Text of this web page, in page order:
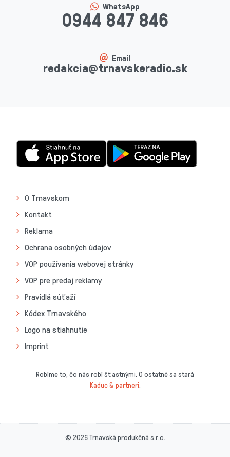
WhatsApp
0944 847 846
Email
redakcia@trnavskeradio.sk
O Trnavskom
Kontakt
Reklama
Ochrana osobných údajov
VOP používania webovej stránky
VOP pre predaj reklamy
Pravidlá súťaží
Kódex Trnavského
Logo na stiahnutie
Imprint
Robíme to, čo nás robí šťastnými. O ostatné sa stará
Kaduc & partneri.
© 2026 Trnavská produkčná s.r.o.